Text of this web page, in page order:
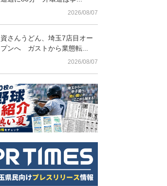
2026/08/07
資さんうどん、埼玉7店目オー
プンへ ガストから業態転...
2026/08/07